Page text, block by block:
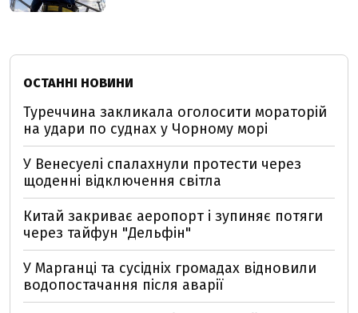
ОСТАННІ НОВИНИ
Туреччина закликала оголосити мораторій
на удари по суднах у Чорному морі
У Венесуелі спалахнули протести через
щоденні відключення світла
Китай закриває аеропорт і зупиняє потяги
через тайфун "Дельфін"
У Марганці та сусідніх громадах відновили
водопостачання після аварії